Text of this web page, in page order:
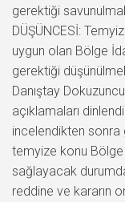
gerektiği
DÜŞÜNCESİ:
uygun olan Bölge
gerektiği
Danıştay
açıklamaları
incelendikten sonra
temyize konu Bölge
sağlayacak
reddine ve kararın